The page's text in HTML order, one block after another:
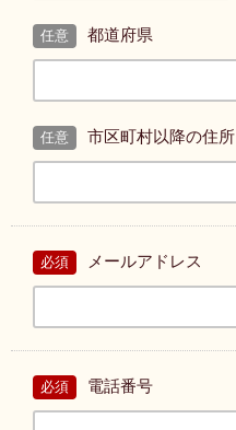
任意 都道府県
任意 市区町村以降の住所
必須 メールアドレス
必須 電話番号